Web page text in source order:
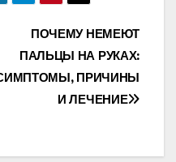
ПОЧЕМУ НЕМЕЮТ
ПАЛЬЦЫ НА РУКАХ:
ПРИЧИНЫ
И ЛЕЧЕНИЕ